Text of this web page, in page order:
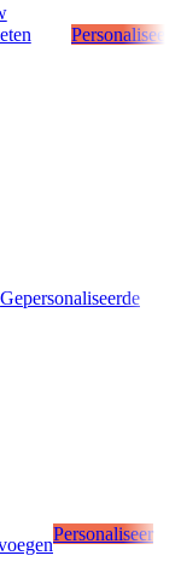
Personaliseer
Gepersonaliseerde
Personaliseer